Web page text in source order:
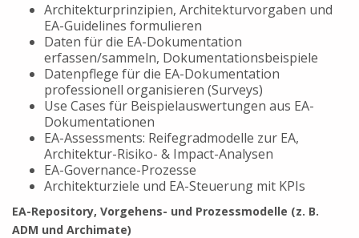
Architekturprinzipien, Architekturvorgaben und
EA-Guidelines formulieren
Daten für die EA-Dokumentation
erfassen/sammeln, Dokumentationsbeispiele
Datenpflege für die EA-Dokumentation
professionell organisieren (Surveys)
Use Cases für Beispielauswertungen aus EA-
Dokumentationen
EA-Assessments: Reifegradmodelle zur EA,
Architektur-Risiko- & Impact-Analysen
EA-Governance-Prozesse
Architekturziele und EA-Steuerung mit KPIs
EA-Repository, Vorgehens- und Prozessmodelle (z. B.
ADM und Archimate)